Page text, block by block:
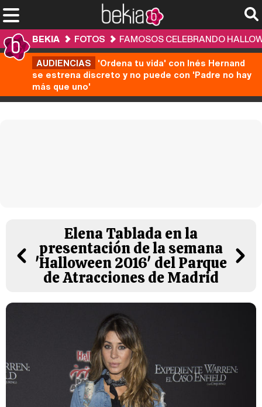
BEKIA FOTOS
FAMOSOS CELEBRANDO
AUDIENCIAS 'Ordena tu vida' con Inés Hernand
se estrena discreto y no puede con 'Padre no hay
más que uno'
Elena Tablada en la
presentación de la semana
'Halloween 2016' del Parque
de Atracciones de Madrid